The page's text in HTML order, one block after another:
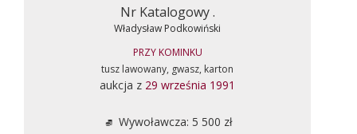
Nr Katalogowy .
Władysław Podkowiński
PRZY KOMINKU
tusz lawowany, gwasz, karton
aukcja z 29 września 1991
Wywoławcza: 5 500 zł